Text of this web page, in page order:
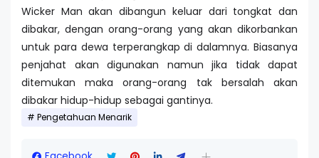
Wicker Man akan dibangun keluar dari tongkat dan
dibakar, dengan orang-orang yang akan dikorbankan
untuk para dewa terperangkap di dalamnya. Biasanya
penjahat akan digunakan namun jika tidak dapat
ditemukan maka orang-orang tak bersalah akan
dibakar hidup-hidup sebagai gantinya.
Pengetahuan Menarik